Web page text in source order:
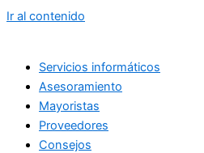
Ir al contenido
Servicios informáticos
Asesoramiento
Mayoristas
Proveedores
Consejos